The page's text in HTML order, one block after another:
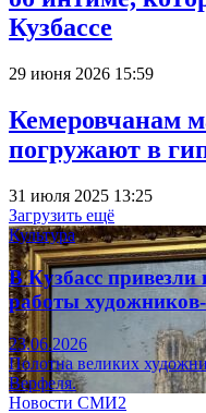
Кузбассе
29 июня 2026 15:59
Кемеровчанам
погружают в
31 июля 2025 13:25
Загрузить ещё
Культура
В Кузбасс привезли
работы
23.06.2026
Полотна великих
Верфеля.
Новости СМИ2